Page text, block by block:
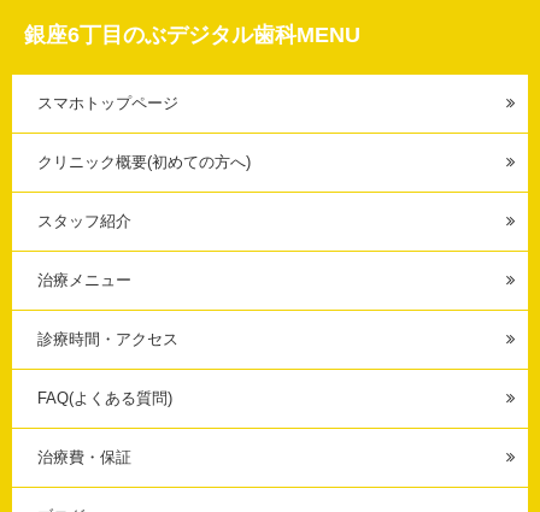
銀座6丁目のぶデジタル歯科MENU
スマホトップページ
クリニック概要(初めての方へ)
スタッフ紹介
治療メニュー
診療時間・アクセス
FAQ(よくある質問)
治療費・保証